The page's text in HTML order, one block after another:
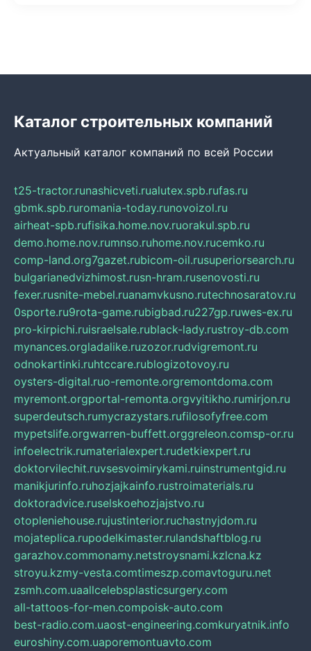
Каталог строительных компаний
Актуальный каталог компаний по всей России
t25-tractor.runashicveti.rualutex.spb.rufas.ru
gbmk.spb.ruromania-today.runovoizol.ru
airheat-spb.rufisika.home.nov.ruorakul.spb.ru
demo.home.nov.rumnso.ruhome.nov.rucemko.ru
comp-land.org7gazet.rubicom-oil.rusuperiorsearch.ru
bulgarianedvizhimost.rusn-hram.rusenovosti.ru
fexer.rusnite-mebel.ruanamvkusno.rutechnosaratov.ru
0sporte.ru9rota-game.rubigbad.ru227gp.ruwes-ex.ru
pro-kirpichi.ruisraelsale.rublack-lady.rustroy-db.com
mynances.orgladalike.ruzozor.rudvigremont.ru
odnokartinki.ruhtccare.rublogizotovoy.ru
oysters-digital.ruo-remonte.orgremontdoma.com
myremont.orgportal-remonta.orgvyitikho.rumirjon.ru
superdeutsch.rumycrazystars.rufilosofyfree.com
mypetslife.orgwarren-buffett.orggreleon.comsp-or.ru
infoelectrik.rumaterialexpert.rudetkiexpert.ru
doktorvilechit.ruvsesvoimirykami.ruinstrumentgid.ru
manikjurinfo.ruhozjajkainfo.rustroimaterials.ru
doktoradvice.ruselskoehozjajstvo.ru
otopleniehouse.rujustinterior.ruchastnyjdom.ru
mojateplica.rupodelkimaster.rulandshaftblog.ru
garazhov.commonamy.netstroysnami.kzlcna.kz
stroyu.kzmy-vesta.comtimeszp.comavtoguru.net
zsmh.com.uaallcelebsplasticsurgery.com
all-tattoos-for-men.compoisk-auto.com
best-radio.com.uaost-engineering.comkuryatnik.info
euroshiny.com.uaporemontuavto.com